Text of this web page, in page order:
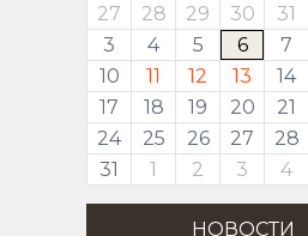
27 28 29 30 31
3
4 5 6 7
10
11 12 13 14
17
18 19 20 21
24
25 26 27 28
31
1 2 3 4
НОВОСТИ